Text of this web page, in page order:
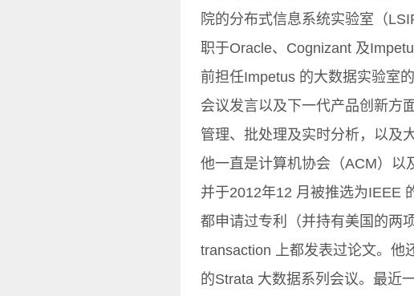
院的分布式信息系统实验室（
职于Oracle、Cognizant 及
前担任Impetus 的大数据实验室
会议发言以及下一代产品创新方
管理、批处理及实时分析，以及
他一直是计算机协会（ACM）以
并于2012年12 月被推选为IEEE
都申请过专利（并持有美国的两
transaction 上都发表过论文。他
的Strata 大数据系列会议。最近